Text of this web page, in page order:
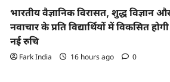
भारतीय वैज्ञानिक विरासत, शुद्ध विज्ञान
नवाचार के प्रति विद्यार्थियों में विकसित होगी
नई रुचि
Fark India 16 hours ago 0